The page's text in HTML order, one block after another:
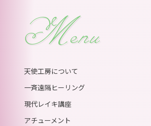
Menu
天使工房について
一斉遠隔ヒーリング
現代レイキ講座
アチューメント